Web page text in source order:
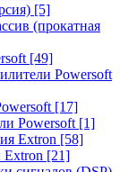
[5]
(прокатная
[49]
Powersoft
[17]
Powersoft [1]
Extron [58]
Extron [21]